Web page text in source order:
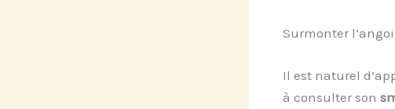
Surmonter
Il est naturel
à consulter son